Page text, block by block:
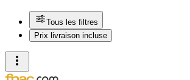
Tous les filtres
Prix livraison incluse